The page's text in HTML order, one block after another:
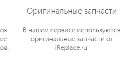
Оригинальные запчасти
В нашем сервисе используются
оригинальные запчасти от
iReplace.ru.